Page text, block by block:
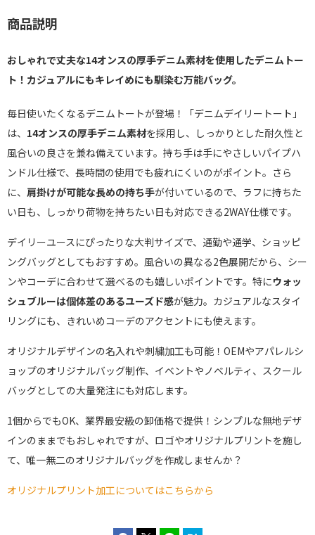
商品説明
おしゃれで丈夫な14オンスの厚手デニム素材を使用したデニムトー
ト！カジュアルにもキレイめにも馴染む万能バッグ。
毎日使いたくなるデニムトートが登場！「デニムデイリートート」
は、 14オンスの厚手デニム素材を採用し、しっかりとした耐久性と
風合いの良さを兼ね備えています。持ち手は手にやさしいパイプハ
ンドル仕様で、長時間の使用でも疲れにくいのがポイント。さら
に、 肩掛けが可能な長めの持ち手が付いているので、ラフに持ちた
い日も、しっかり荷物を持ちたい日も対応できる2WAY仕様です。
デイリーユースにぴったりな大判サイズで、通勤や通学、ショッピ
ングバッグとしてもおすすめ。風合いの異なる2色展開だから、シー
ンやコーデに合わせて選べるのも嬉しいポイントです。特にウォッ
シュブルーは個体差のあるユーズド感が魅力。カジュアルなスタイ
リングにも、きれいめコーデのアクセントにも使えます。
オリジナルデザインの名入れや刺繍加工も可能！OEMやアパレルシ
ョップのオリジナルバッグ制作、イベントやノベルティ、スクール
バッグとしての大量発注にも対応します。
1個からでもOK、業界最安級の卸価格で提供！シンプルな無地デザ
インのままでもおしゃれですが、ロゴやオリジナルプリントを施し
て、唯一無二のオリジナルバッグを作成しませんか？
オリジナルプリント加工についてはこちらから